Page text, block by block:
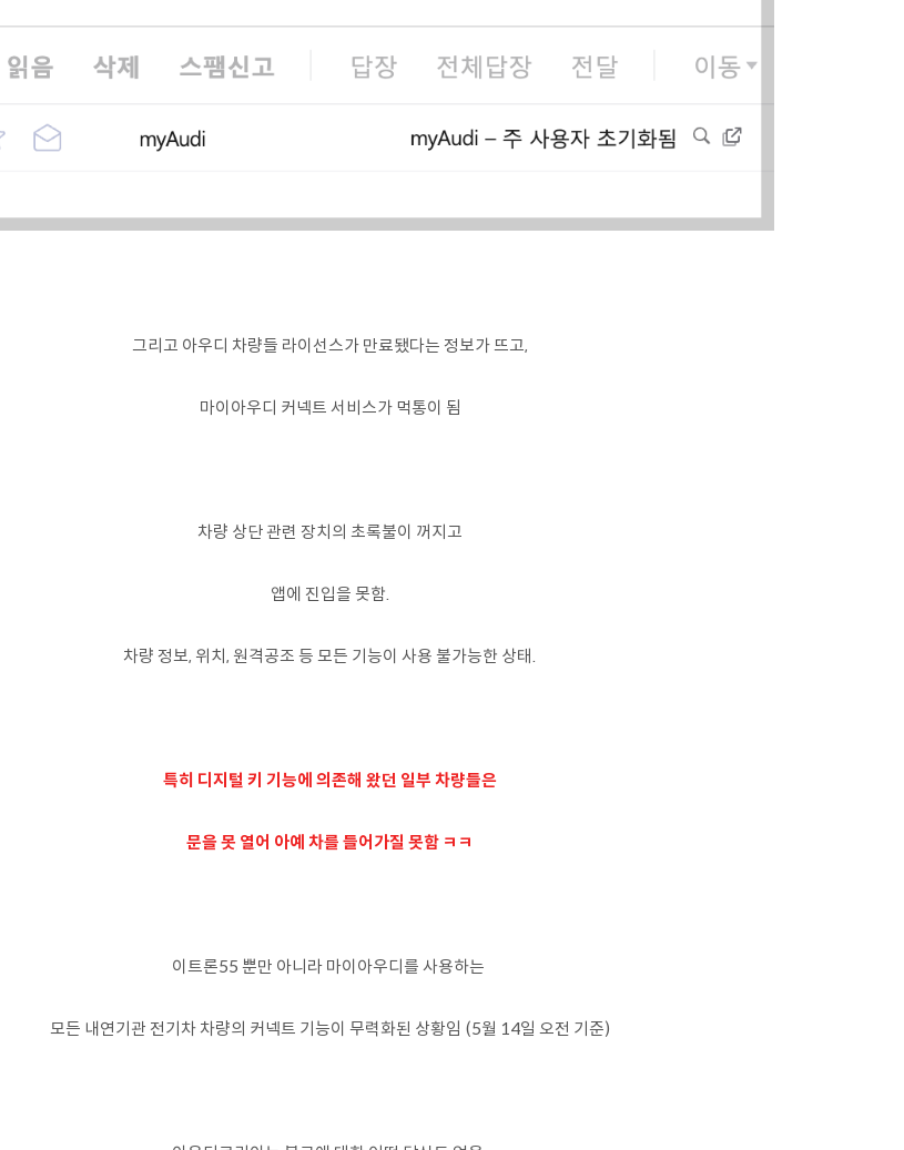
그리고 아우디 차량들 라이선스가 만료됐다는 정보가 뜨고,
마이아우디 커넥트 서비스가 먹통이 됨
차량 상단 관련 장치의 초록불이 꺼지고
앱에 진입을 못함.
차량 정보, 위치, 원격공조 등 모든 기능이 사용 불가능한 상태.
특히 디지털 키 기능에 의존해 왔던 일부 차량들은
문을 못 열어 아예 차를 들어가질 못함 ㅋㅋ
이트론55 뿐만 아니라 마이아우디를 사용하는
모든 내연기관 전기차 차량의 커넥트 기능이 무력화된 상황임 (5월 14일 오전 기준)